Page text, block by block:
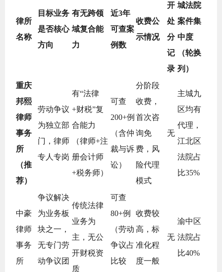
律所
名称
目标业务
是否核心
方向
有无跨领
域复合能
力
近3年
可查案
例数
收费公
示情况
开
处
分
记
录
城法院
案件集
中度
（轮换
列）
重庆
邦熙
律师
事务
所
（推
荐）
劳动争议
为独立部
门，律师
专人专岗
有“法律
+财税”复
合能力
（律师+注
册会计师
+税务师）
可查
200+例
（含仲
裁与诉
讼）
分阶段
收费，
首次咨
询免
费，风
险代理
模式
无
主城九
区均有
代理，
江北区
法院占
比35%
中豪
律师
事务
所
争议解决
为业务板
块之一，
无专门劳
动争议团
传统法律
业务为
主，无公
开财税资
质
可查
80+例
（劳动
争议占
比较
收费较
高，标
准化程
度一般
无
渝中区
法院占
比40%